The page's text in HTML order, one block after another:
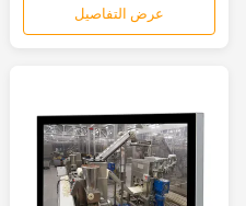
عرض التفاصيل